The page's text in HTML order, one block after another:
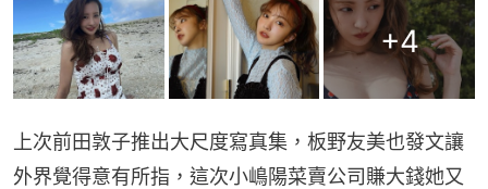
+4
上次前田敦子推出大尺度寫真集，板野友美也發文讓
外界覺得意有所指，這次小嶋陽菜賣公司賺大錢她又